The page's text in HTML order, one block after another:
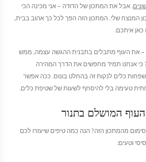
. אבל את המתכון של הדודה – אני מכינה הכי
המנצח שלי. המתכון הזה הפך לכל כך אהוב בבית,
כאן איתכם.
– את העוף מתבלים בתבנית ההגשה עצמה, ממש
כי אנחנו תמיד מחפשים את הדרך המהירה
כלים לנקות זה בהחלט בונוס. ככה אפשר
טעימה בלי להיסחף לשעות של שטיפת כלים.
המושלם בתנור
מהמתכון הזה? הנה כמה טיפים שיעזרו לכם
וטעים: